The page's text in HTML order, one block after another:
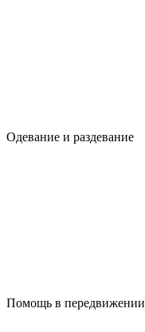
Одевание и раздевание
Помощь в передвижении